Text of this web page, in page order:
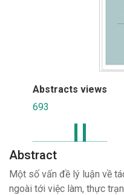
Abstracts views
693
Abstract
Một số vấn đề lý luận về
ngoài tới việc làm, thực